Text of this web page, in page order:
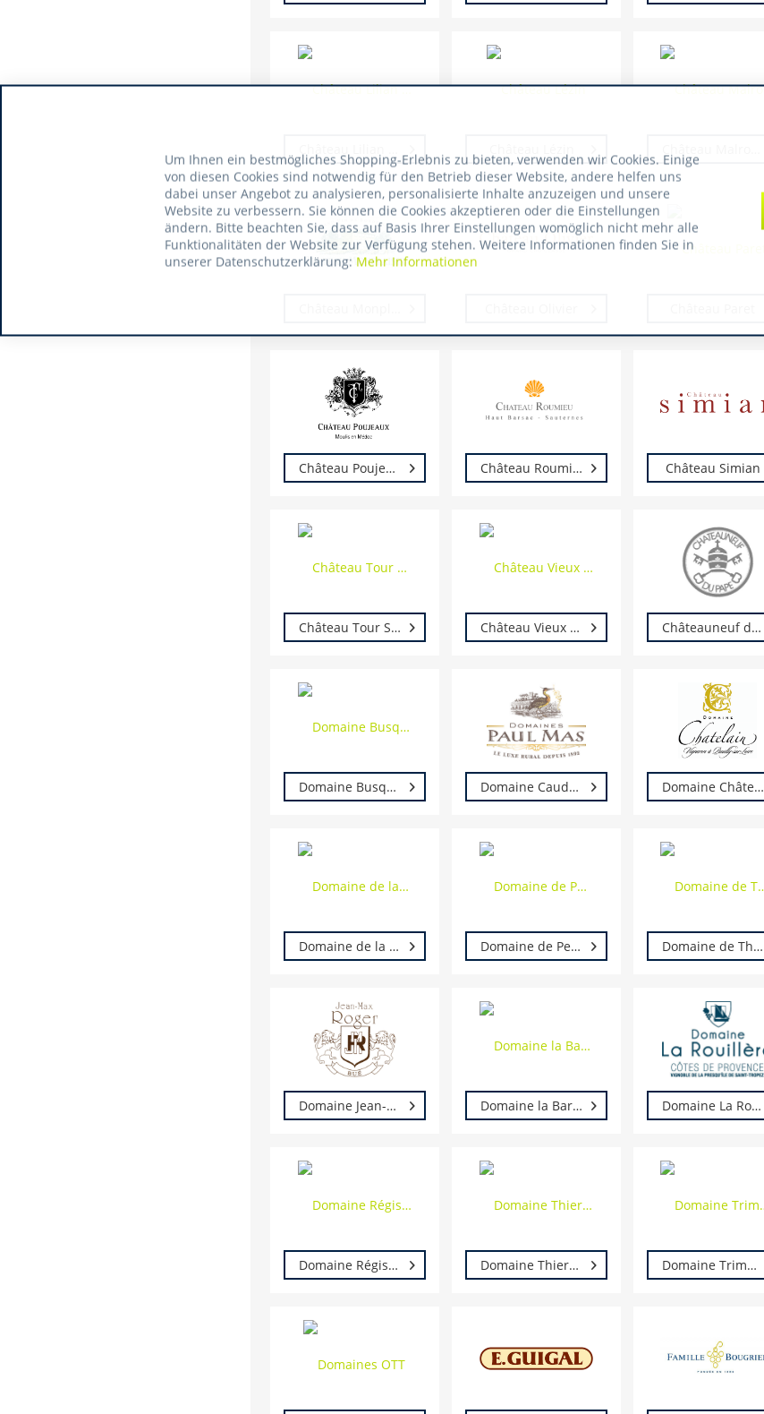
Château Poujeaux Château Roumieu Château Simian
Château Tour Saint Christophe Château Vieux Rivallon Châteauneuf du Pape
Domaine Busquet Domaine Caude Val Domaine Châtelain
Domaine de la Vinconnière Domaine de Pellehaut Domaine de Thélin
Domaine Jean-Max Roger Domaine la Barbotaine Frédéric Champault Domaine La Rouillère
Domaine Régismont Domaine Thierry Drouin Domaine Trimbach
Um Ihnen ein bestmögliches Shopping-Erlebnis zu bieten, verwenden wir Cookies. Einige
von diesen Cookies sind notwendig für den Betrieb dieser Website, andere helfen uns
dabei unser Angebot zu analysieren, personalisierte Inhalte anzuzeigen und unsere
Website zu verbessern. Sie können die Cookies akzeptieren oder die Einstellungen
ändern. Bitte beachten Sie, dass auf Basis Ihrer Einstellungen womöglich nicht mehr alle
Funktionalitäten der Website zur Verfügung stehen. Weitere Informationen finden Sie in
unserer Datenschutzerklärung: Mehr Informationen